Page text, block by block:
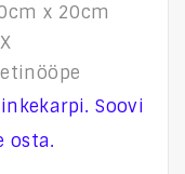
x 20cm
Soovi
osta.